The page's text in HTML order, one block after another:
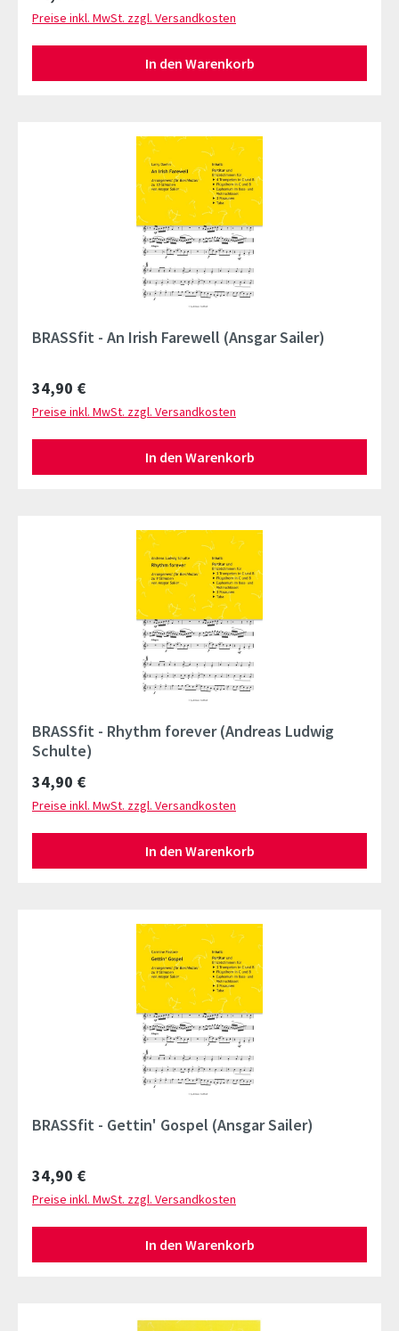
Preise inkl. MwSt. zzgl. Versandkosten
In den Warenkorb
BRASSfit - An Irish Farewell (Ansgar Sailer)
Regulärer Preis:
34,90 €
Preise inkl. MwSt. zzgl. Versandkosten
In den Warenkorb
BRASSfit - Rhythm forever (Andreas Ludwig
Schulte)
Regulärer Preis:
34,90 €
Preise inkl. MwSt. zzgl. Versandkosten
In den Warenkorb
BRASSfit - Gettin' Gospel (Ansgar Sailer)
Regulärer Preis:
34,90 €
Preise inkl. MwSt. zzgl. Versandkosten
In den Warenkorb